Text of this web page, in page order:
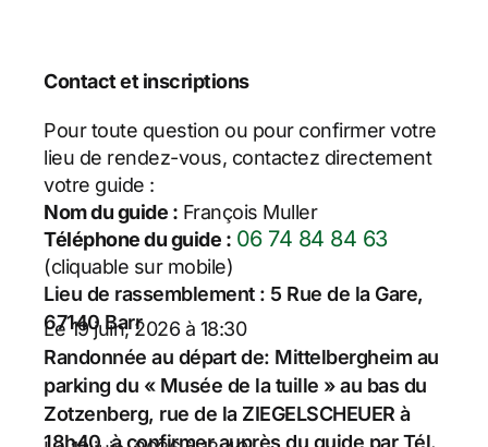
Contact et inscriptions
Pour toute question ou pour confirmer votre
lieu de rendez-vous, contactez directement
votre guide :
Nom du guide : François Muller
Téléphone du guide : 06 74 84 84 63
(cliquable sur mobile)
Lieu de rassemblement : 5 Rue de la Gare,
67140 Barr
Le 19 juin, 2026 à 18:30
Randonnée au départ de: Mittelbergheim au
parking du « Musée de la tuille » au bas du
Zotzenberg, rue de la ZIEGELSCHEUER à
18h40, à confirmer auprès du guide par Tél.